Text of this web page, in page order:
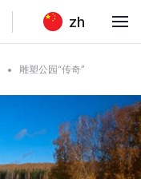
zh
雕塑公园“传奇”